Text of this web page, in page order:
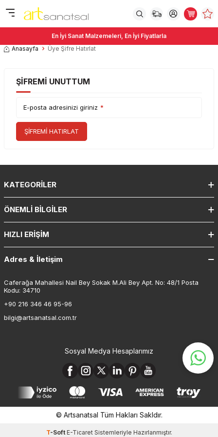
En İyi Sanat Malzemeleri, En İyi Fiyatlarla
Anasayfa
Üye Şifre Hatırlat
ŞIFREMI UNUTTUM
E-posta adresinizi giriniz *
ŞIFREMI HATIRLAT
KATEGORILER
ÖNEMLI BILGILER
HIZLI ERIŞIM
Adres & İletişim
Caferağa Mahallesi Nail Bey Sokak M.Ali Bey Apt. No: 48/1 Posta
Kodu: 34710
+90 216 346 46 95-96
bilgi@artsanatsal.com.tr
Sosyal Medya Hesaplarımız
© Artsanatsal Tüm Hakları Sakldır.
T-Soft E-TicaretSistemleriyle Hazırlanmıştır.